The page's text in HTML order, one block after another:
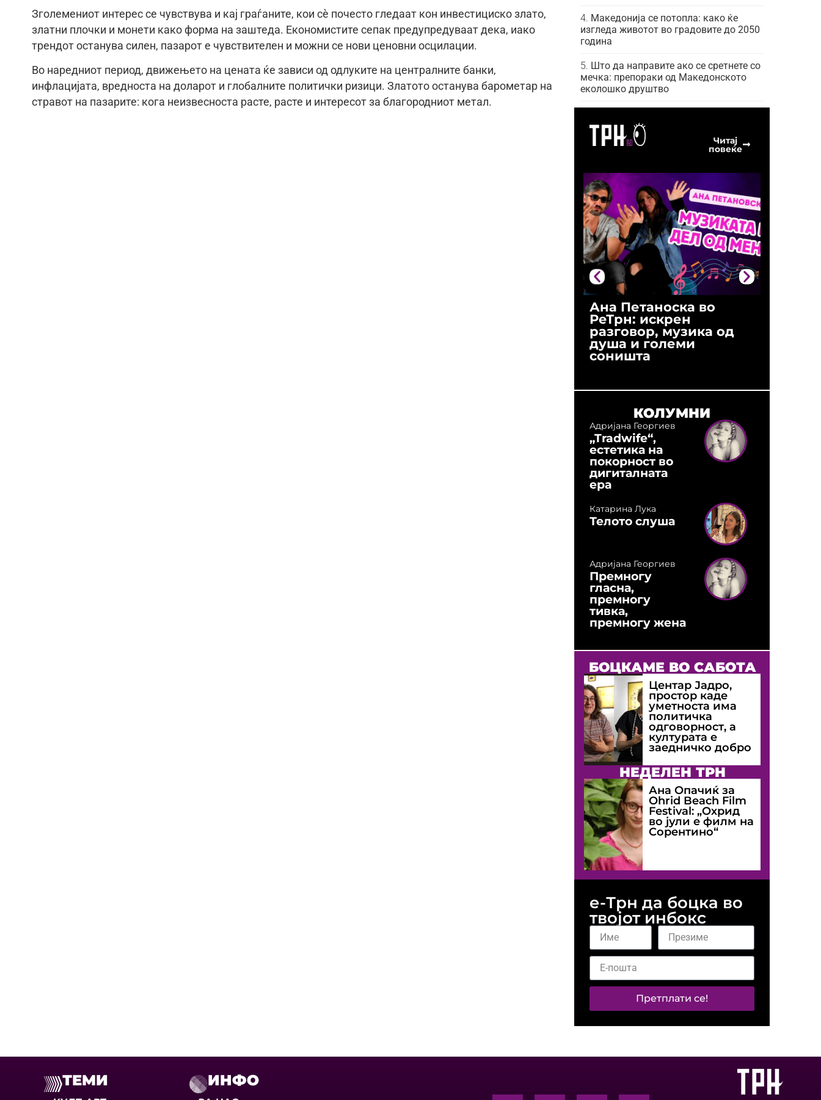
Зголемениот интерес се чувствува и кај граѓаните, кои сè почесто гледаат кон инвестициско злато,
златни плочки и монети како форма на заштеда. Економистите сепак предупредуваат дека, иако
трендот останува силен, пазарот е чувствителен и можни се нови ценовни осцилации.
Во наредниот период, движењето на цената ќе зависи од одлуките на централните банки,
инфлацијата, вредноста на доларот и глобалните политички ризици. Златото останува барометар на
стравот на пазарите: кога неизвесноста расте, расте и интересот за благородниот метал.
Македонија се потопла: како ќе
изгледа животот во градовите до 2050
година
Што да направите ако се сретнете со
мечка: препораки од Македонското
еколошко друштво
Читај
повеќе
Ана Петаноска во
РеТрн: искрен
разговор, музика од
душа и големи
соништа
КОЛУМНИ
Адријана Георгиев
„Tradwife“,
естетика на
покорност во
дигиталната
ера
Катарина Лука
Телото слуша
Адријана Георгиев
Премногу
гласна,
премногу
тивка,
премногу жена
БОЦКАМЕ ВО САБОТА
Центар Јадро,
простор каде
уметноста има
политичка
одговорност, а
културата е
заедничко добро
НЕДЕЛЕН ТРН
Ана Опачиќ за
Оhrid Beach Film
Festival: „Охрид
во јули е филм на
Сорентино“
е-Трн да боцка во
твојот инбокс
Претплати се!
ТЕМИ ИНФО